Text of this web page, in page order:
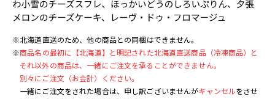
※北海道直送のため、他の商品との同梱はできません。
※商品名の最初に【北海道】と明記された北海道直送商品（冷凍商品）と
それ以外の商品は、一緒にご注文を承ることができません。
別々にご注文（お会計）ください。
一緒にご注文をされた場合は、申し訳ございませんがキャンセルをさせ